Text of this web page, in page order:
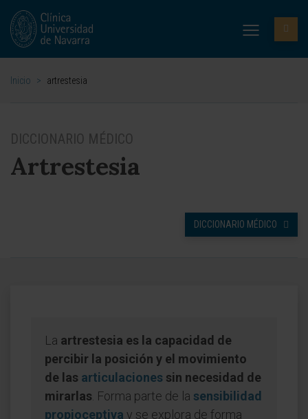
Inicio > artrestesia
DICCIONARIO MÉDICO
Artrestesia
DICCIONARIO MÉDICO
La artrestesia es la capacidad de
percibir la posición y el movimiento
de las articulaciones sin necesidad de
mirarlas . Forma parte de la sensibilidad
propioceptiva y se explora de forma